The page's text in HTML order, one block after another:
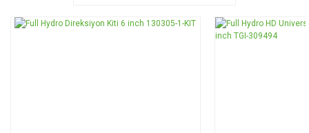
Ürün resmi kalitesiz, bozuk veya görüntülenemiyor.